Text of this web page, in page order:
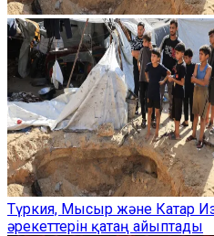
Түркия, Мысыр және Катар
әрекеттерін қатаң айыптады